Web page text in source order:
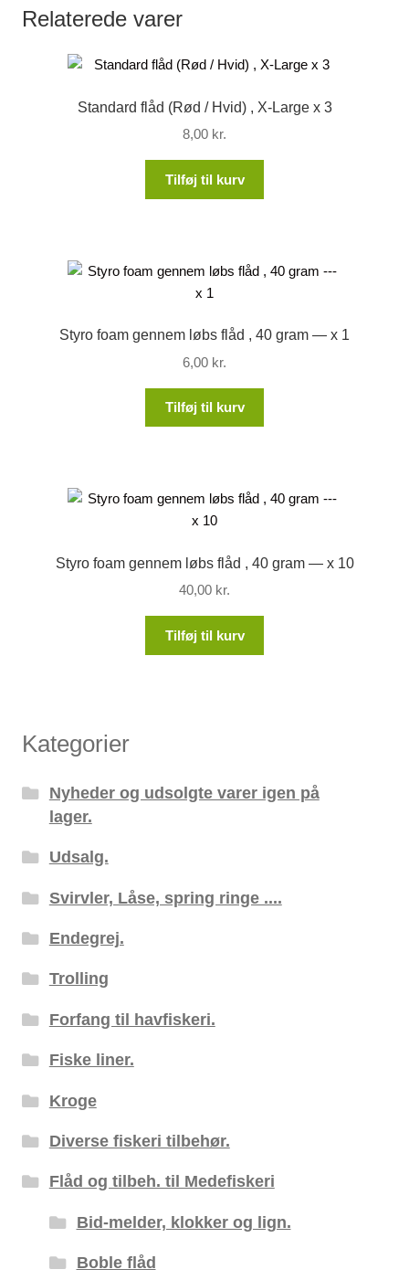
Relaterede varer
Standard flåd (Rød / Hvid) , X-Large x 3
8,00 kr.
Tilføj til kurv
Styro foam gennem løbs flåd , 40 gram — x 1
6,00 kr.
Tilføj til kurv
Styro foam gennem løbs flåd , 40 gram — x 10
40,00 kr.
Tilføj til kurv
Kategorier
Nyheder og udsolgte varer igen på
lager.
Udsalg.
Svirvler, Låse, spring ringe ....
Endegrej.
Trolling
Forfang til havfiskeri.
Fiske liner.
Kroge
Diverse fiskeri tilbehør.
Flåd og tilbeh. til Medefiskeri
Bid-melder, klokker og lign.
Boble flåd